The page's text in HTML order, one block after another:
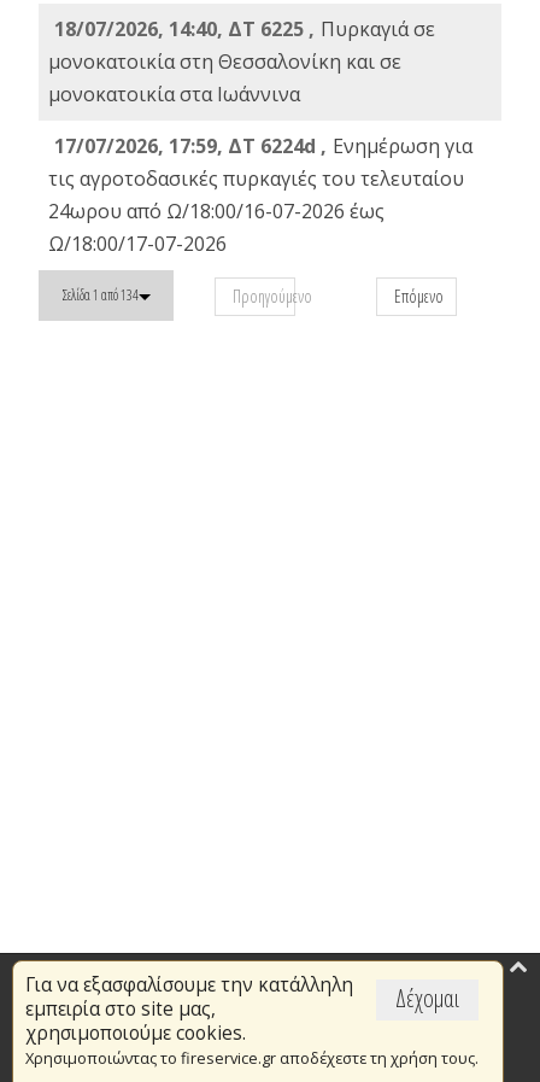
18/07/2026, 14:40, ΔΤ 6225 , Πυρκαγιά σε
μονοκατοικία στη Θεσσαλονίκη και σε
μονοκατοικία στα Ιωάννινα
17/07/2026, 17:59, ΔΤ 6224d , Ενημέρωση για
τις αγροτοδασικές πυρκαγιές του τελευταίου
24ωρου από Ω/18:00/16-07-2026 έως
Ω/18:00/17-07-2026
Σελίδα 1 από 134 Προηγούμενο Επόμενο
Δέχομαι
Για να εξασφαλίσουμε την κατάλληλη
εμπειρία στο site μας,
χρησιμοποιούμε cookies.
Χρησιμοποιώντας το fireservice.gr αποδέχεστε τη χρήση τους.
Επικαιρότητα
Το Πυροσβεστικό Σώμα